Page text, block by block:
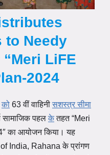
to Needy
LiFE
2024
को 63 वीं वाहिनीसशस्त्र सीमा
सामाजिक पहलकेतहत “Meri
का आयोजन किया। यह
India, Rahana के प्रांगण